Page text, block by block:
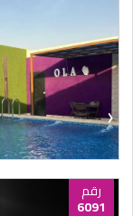
›
رقم
6091